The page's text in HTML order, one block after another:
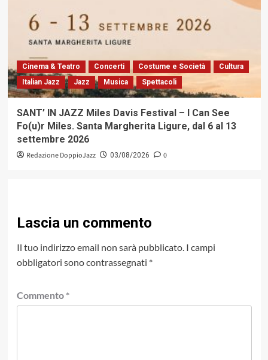
Cinema & Teatro Concerti Costume e Società
Cultura
Italian Jazz
Jazz Musica Spettacoli
SANT’ IN JAZZ Miles Davis Festival – I Can See
Fo(u)r Miles. Santa Margherita Ligure, dal 6 al 13
settembre 2026
Redazione DoppioJazz 03/08/2026 0
Lascia un commento
Il tuo indirizzo email non sarà pubblicato. I campi
obbligatori sono contrassegnati *
Commento *